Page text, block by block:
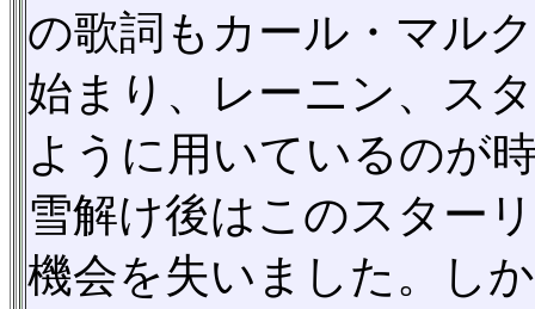
の歌詞もカール・マル
始まり、レーニン、ス
ように用いているのが
雪解け後はこのスター
機会を失いました。し